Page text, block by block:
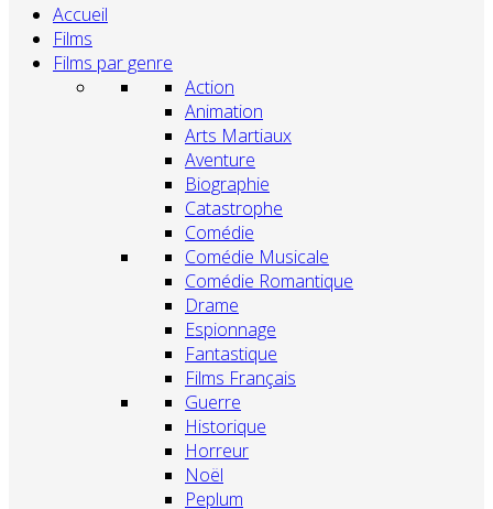
Accueil
Films
Films par genre
Action
Animation
Arts Martiaux
Aventure
Biographie
Catastrophe
Comédie
Comédie Musicale
Comédie Romantique
Drame
Espionnage
Fantastique
Films Français
Guerre
Historique
Horreur
Noël
Peplum